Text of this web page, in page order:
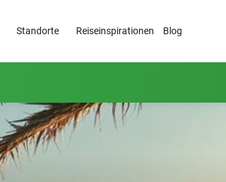
Standorte Reiseinspirationen Blog